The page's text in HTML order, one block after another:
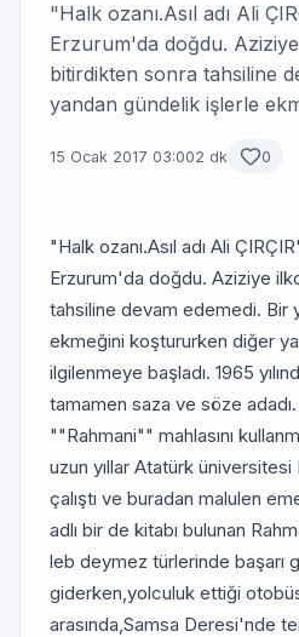
"Halk ozanı.Asıl adı Ali
Erzurum'da doğdu.
bitirdikten sonra tahsiline
yandan gündelik işlerle
15 Ocak 2017 03:002 dk 0
"Halk ozanı.Asıl adı Ali
Erzurum'da doğdu. Aziziye
tahsiline devam edemedi. Bir
ekmeğini koştururken diğer
ilgilenmeye başladı. 1965
tamamen saza ve söze
""Rahmani"" mahlasını
uzun yıllar Atatürk
çalıştı ve buradan malulen
adlı bir de kitabı bulunan
leb deymez türlerinde başarı
giderken,yolculuk ettiği
arasında,Samsa Deresi'nde